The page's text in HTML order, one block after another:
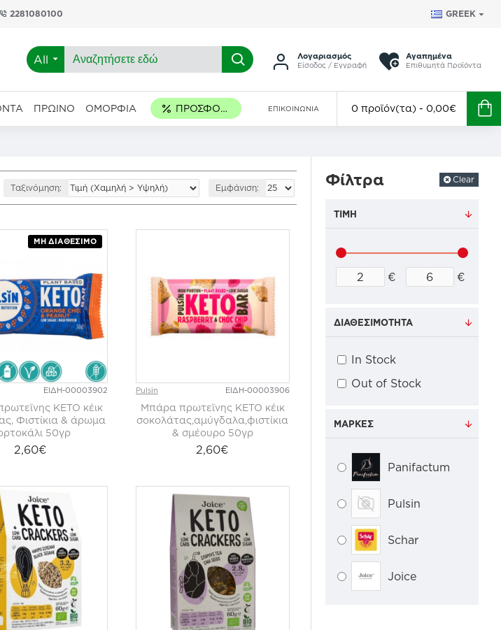
2281080100 GREEK
All Λογαριασμός
Είσοδος / Εγγραφή
Αγαπημένα
Επιθυμητά Προϊόντα
ΠΡΩΙΝΌ ΟΜΟΡΦΙΆ ΠΡΟΣΦΟΡΈΣ ΕΠΙΚΟΙΝΩΝΊΑ 0 προϊόν(τα) - 0,00€
Ταξινόμηση: Εμφάνιση:
ΜΗ ΔΙΑΘΈΣΙΜΟ
ΕΙΔΗ-00003902
ΚΕΤΟ κέικ
Φιστίκια & άρωμα
50γρ
2,60€
Pulsin ΕΙΔΗ-00003906
Μπάρα πρωτεϊνης ΚΕΤΟ κέικ
σοκολάτας,αμύγδαλα,φιστίκια
& σμέουρο 50γρ
2,60€
Φίλτρα Clear
ΤΙΜΉ
€ €
ΜΆΡΚΕΣ
Panifactum
Pulsin
Schar
Joice
ΔΙΑΘΕΣΙΜΌΤΗΤΑ
In Stock
Out of Stock